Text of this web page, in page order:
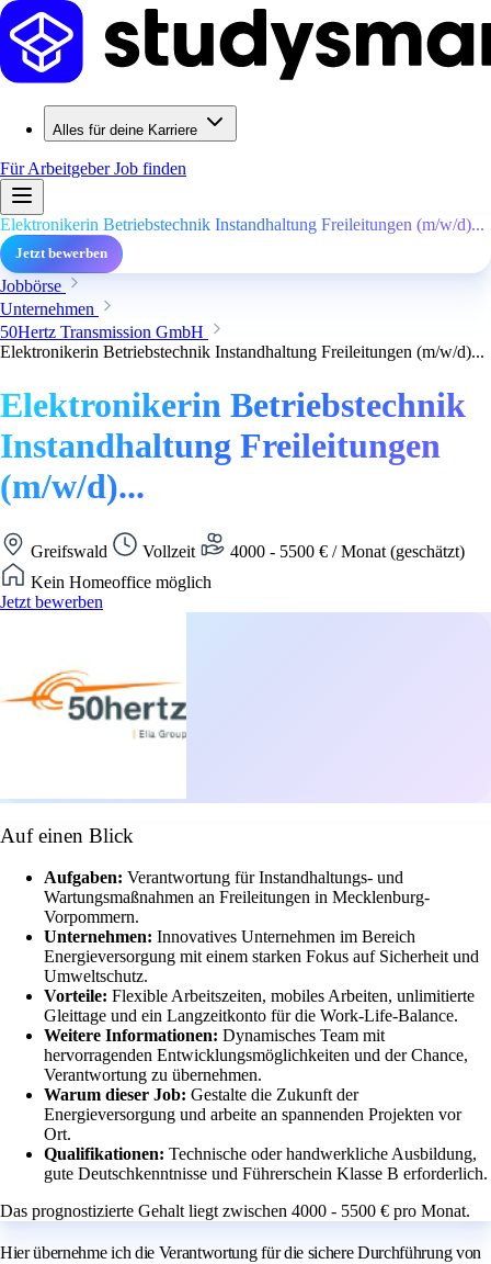
Alles für deine Karriere
Für ArbeitgeberJob finden
Elektronikerin Betriebstechnik Instandhaltung Freileitungen (m/w/d)...
Jetzt bewerben
Jobbörse
Unternehmen
50Hertz Transmission GmbH
Elektronikerin Betriebstechnik Instandhaltung Freileitungen (m/w/d)...
Elektronikerin Betriebstechnik
Instandhaltung Freileitungen
(m/w/d)...
Greifswald Vollzeit
4000 - 5500 € / Monat (geschätzt)
Kein Homeoffice möglich
Jetzt bewerben
Auf einen Blick
Aufgaben: Verantwortung für Instandhaltungs- und
Wartungsmaßnahmen an Freileitungen in Mecklenburg-
Vorpommern.
Unternehmen: Innovatives Unternehmen im Bereich
Energieversorgung mit einem starken Fokus auf Sicherheit und
Umweltschutz.
Vorteile: Flexible Arbeitszeiten, mobiles Arbeiten, unlimitierte
Gleittage und ein Langzeitkonto für die Work-Life-Balance.
Weitere Informationen: Dynamisches Team mit
hervorragenden Entwicklungsmöglichkeiten und der Chance,
Verantwortung zu übernehmen.
Warum dieser Job: Gestalte die Zukunft der
Energieversorgung und arbeite an spannenden Projekten vor
Ort.
Qualifikationen: Technische oder handwerkliche Ausbildung,
gute Deutschkenntnisse und Führerschein Klasse B erforderlich.
Das prognostizierte Gehalt liegt zwischen 4000 - 5500 € pro Monat.
Hier übernehme ich die Verantwortung für die sichere Durchführung von